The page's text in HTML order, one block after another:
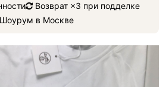
Возврат ×3 при подделке
в Москве